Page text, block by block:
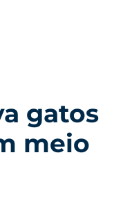
gatos
meio